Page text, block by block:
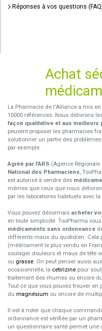
Réponses à vos questions
Achat
La Pharmacie de l'Alliance a mis
10000 références. Nous délivrons
façon qualitative et aux meilleurs
peuvent proposer les pharmacies
solutionner un partie des
par exemple.
Agréé par l'ARS (Agence Régionale
National des Pharmaciens,
est autorisé à vendre des
mêmes que ceux que nous
par les laboratoires habituels avec
Vous pouvez désormais acheter
en toute simplicité. TooPharma
médicaments sans ordonnance
différents maux du quotidien. Cela
(médicament le plus vendu en
soulager douleurs et maux de tête
ou grasse. On peut penser aussi
occasionnelle, la cetirizine pour
traitement des rhumes ou encore du
Tout ce que vous pouvez trouver
du magnésium ou encore de
Il est à noter que chaque
ordonnance est vérifiée par un
un questionnaire santé permet une